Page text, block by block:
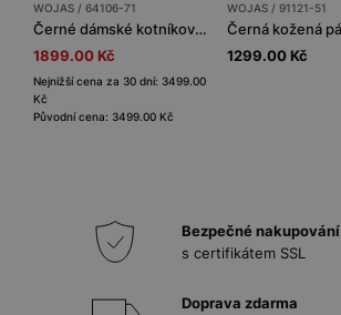
WOJAS / 64106-71
Černé dámské kotníkové boty na podpatku s zateplením pleteninou a kožešinou
1899.00 Kč
Nejnižší cena za 30 dní: 3499.00
Kč
Původní cena: 3499.00 Kč
WOJAS / 91121-51
1299.00 Kč
Bezpečné nakupování
s certifikátem SSL
Doprava zdarma